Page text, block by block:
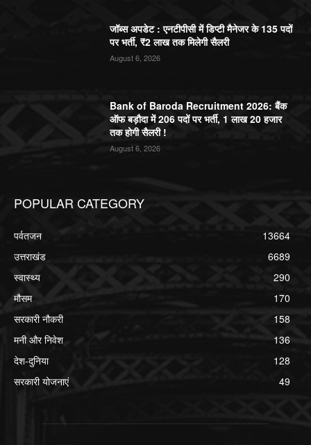
जॉब्स अपडेट : एनटीपीसी में डिप्टी मैनेजर के 135 पदों
पर भर्ती, ₹2 लाख तक मिलेगी सैलरी
August 6, 2026
Bank of Baroda Recruitment 2026: बैंक
ऑफ बड़ौदा में 206 पदों पर भर्ती, 1 लाख 20 हजार
तक होगी सैलरी !
August 6, 2026
POPULAR CATEGORY
पर्वतजन
13664
उत्तराखंड
6689
स्वास्थ्य
290
मौसम
170
सरकारी नौकरी
158
मनी और निवेश
136
देश-दुनिया
128
सरकारी योजनाएं
49